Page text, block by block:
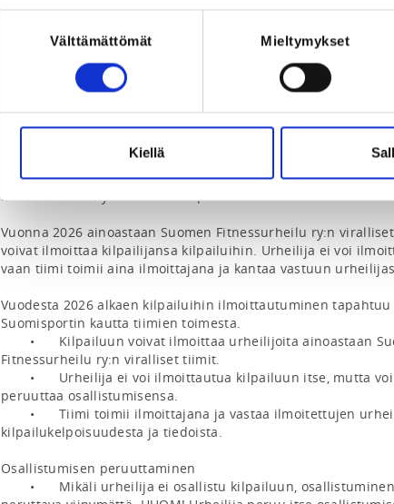
Välttämättömät Mieltymykset
Kiellä
Suomen Fitnessurheilu ry
info@suomenfitnessurheilu.fi
FItnessurheilun Tulokas SM-kilpailut järjestetään 12.9.2026
Tulokas on kilpailija, joka kilpailee ensimmäistä kertaa
Fitnessurheilu ry:n alaisissa kilpailuissa vuonna 2026.
Vuonna 2026 ainoastaan Suomen Fitnessurheilu ry:n
voivat ilmoittaa kilpailijansa kilpailuihin. Urheilija ei voi
vaan tiimi toimii aina ilmoittajana ja kantaa vastuun
Vuodesta 2026 alkaen kilpailuihin ilmoittautuminen tapahtuu
Suomisportin kautta tiimien toimesta.
Fitnessurheilu ry:n viralliset tiimit.
peruuttaa osallistumisensa.
kilpailukelpoisuudesta ja tiedoista.
Osallistumisen peruuttaminen